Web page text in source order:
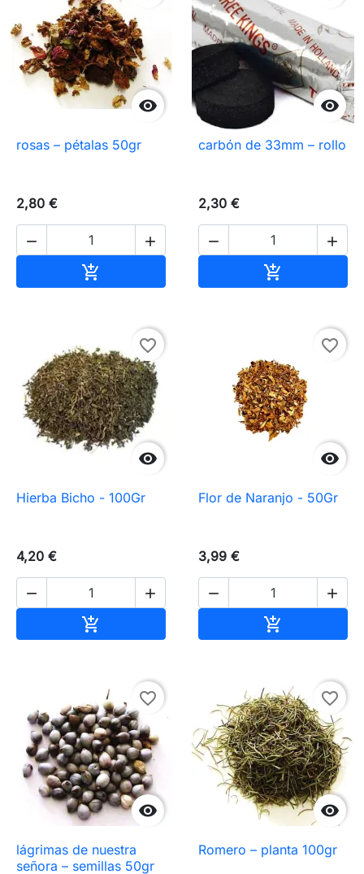

rosas – pétalas 50gr
2,80 €
 


carbón de 33mm – rollo
2,30 €
 


favorite_border
Hierba Bicho - 100Gr
4,20 €
 


favorite_border
Flor de Naranjo - 50Gr
3,99 €
 


favorite_border
lágrimas de nuestra
señora – semillas 50gr

favorite_border
Romero – planta 100gr